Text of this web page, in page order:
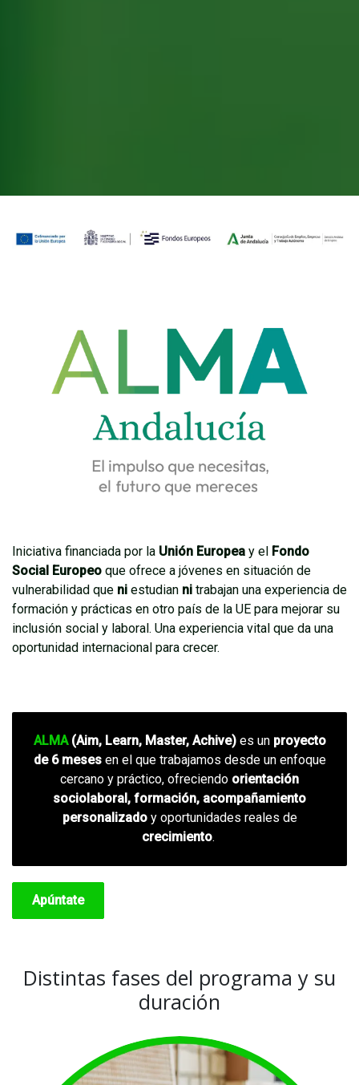
Iniciativa financiada por la Unión Europea y el Fondo
Social Europeo que ofrece a jóvenes en situación de
vulnerabilidad que ni estudian ni trabajan una experiencia de
formación y prácticas en otro país de la UE para mejorar su
inclusión social y laboral. Una experiencia vital que da una
oportunidad internacional para crecer.
ALMA(Aim, Learn, Master, Achive) es un proyecto
de 6 mesesen el que trabajamos desde un enfoque
cercano y práctico, ofreciendo orientación
sociolaboral, formación, acompañamiento
personalizadoy oportunidades reales de
crecimiento.
Apúntate
Distintas fases del programa y su
duración